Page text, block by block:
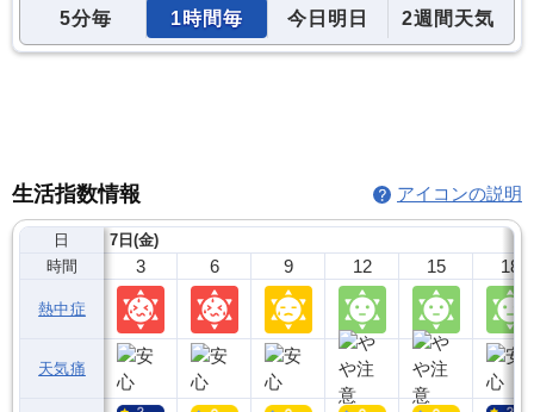
5分毎 1時間毎 今日明日 2週間天気
生活指数情報 アイコンの説明
日
時間
熱中症
天気痛
7日(金)
3 6 9 12 15 18